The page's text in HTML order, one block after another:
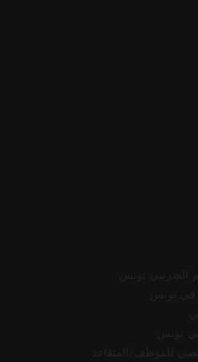
الضريبي تونس
في تونس
تونس
للموظف/المتقاعد